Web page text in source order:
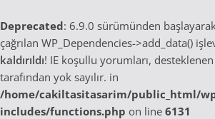
Deprecated: 6.9.0 sürümünden
çağrılan WP_Dependencies->add_data()
kaldırıldı! IE koşullu yorumları,
tarafından yok sayılır. in
/home/cakiltasitasarim/public_html/
includes/functions.php on line 6131